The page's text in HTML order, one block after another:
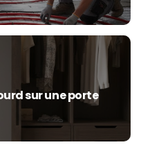
sur une porte